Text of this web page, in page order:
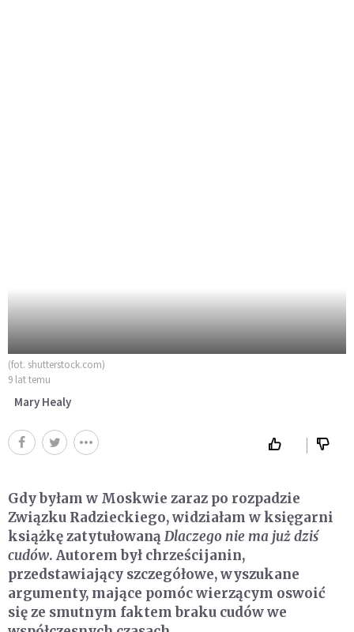
(fot. shutterstock.com)
9 lat temu
Mary Healy
Gdy byłam w Moskwie zaraz po rozpadzie
Związku Radzieckiego, widziałam w księgarni
książkę zatytułowaną Dlaczego nie ma już dziś
cudów. Autorem był chrześcijanin,
przedstawiający szczegółowe, wyszukane
argumenty, mające pomóc wierzącym oswoić
się ze smutnym faktem braku cudów we